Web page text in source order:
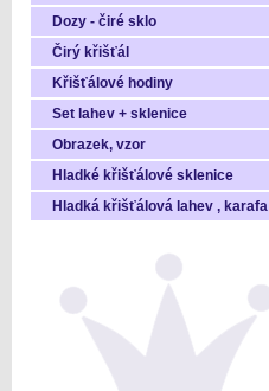
Dozy - čiré sklo
Čirý křišťál
Křišťálové hodiny
Set lahev + sklenice
Obrazek, vzor
Hladké křišťálové sklenice
Hladká křišťálová lahev , karafa